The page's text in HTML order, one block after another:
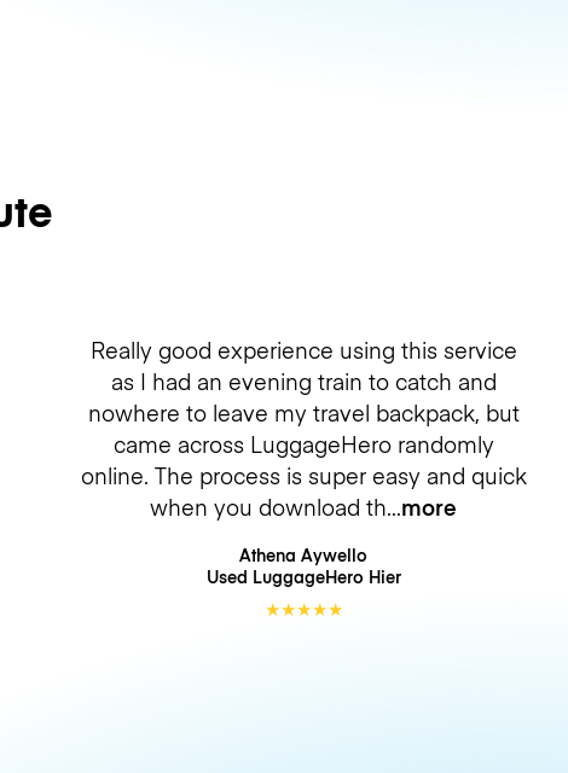
Really good experience using this service
as I had an evening train to catch and
nowhere to leave my travel backpack, but
came across LuggageHero randomly
online. The process is super easy and quick
when you download th more
Athena Aywello
Used LuggageHero Hier
★★★★★